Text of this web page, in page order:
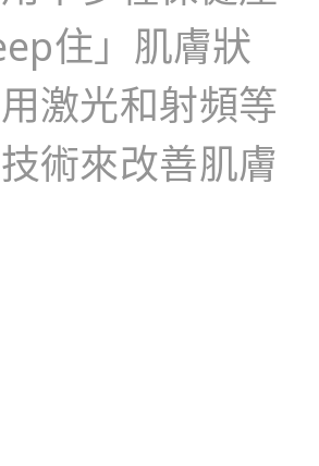
住」肌膚狀
激光和射頻等
術來改善肌膚